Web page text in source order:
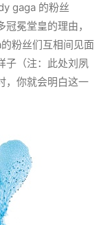
gaga 的粉丝
冕堂皇的理由，
粉丝们互相间见面
子（注：此处刘夙
，你就会明白这一